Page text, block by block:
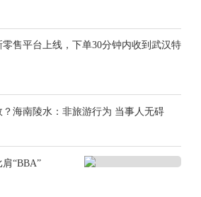
售平台上线，下单30分钟内收到武汉特
海南陵水：非旅游行为 当事人无碍
“BBA”